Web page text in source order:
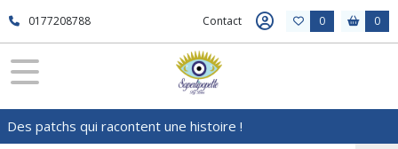
0177208788 Contact 0 0
Des patchs qui racontent une histoire !